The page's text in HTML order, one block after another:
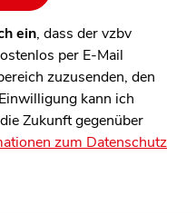
ein, dass der vzbv
per E-Mail
zuzusenden, den
kann ich
Zukunft gegenüber
zum Datenschutz